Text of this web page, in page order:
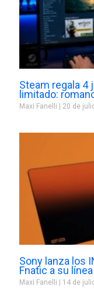
Steam regala 4
limitado:
Maxi Fanelli 20 de
Sony lanza los
Fnatic a su
Maxi Fanelli 14 de